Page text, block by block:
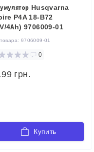
Husqvarna
P4A 18-B72
4Аh) 9706009-01
9706009-01
0
грн.
Купить